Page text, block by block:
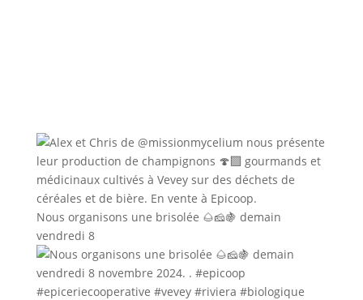
Nous organisons une brisolée 🌰🧀🍇 demain
vendredi 8